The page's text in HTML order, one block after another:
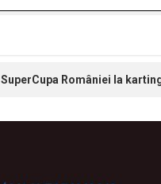
SuperCupa României la